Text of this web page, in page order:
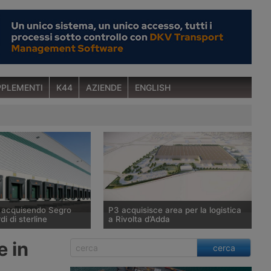
K44 AZIENDE ENGLISH
Segro
di sterline
di immobili
P3 acquisisce area per la logistica
a Rivolta d’Adda
P3, tramite il Fondo Giano gestito da
Savills Investment Management Sgr,
in
cerca